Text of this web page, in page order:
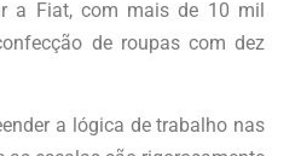
a Fiat, com mais de 10 mil
de roupas com dez
a lógica de trabalho nas